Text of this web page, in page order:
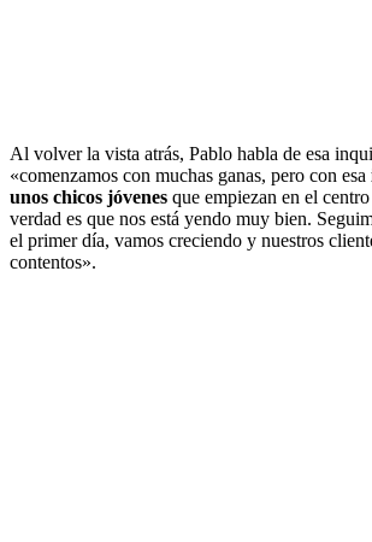
Al volver la vista atrás, Pablo habla de esa
«comenzamos con muchas ganas, pero con esa
unos chicos jóvenes que empiezan en el
verdad es que nos está yendo muy bien.
el primer día, vamos creciendo y nuestros
contentos».